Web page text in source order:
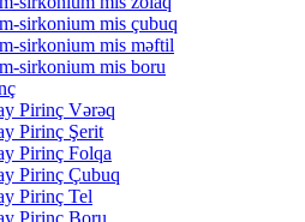
sirkonium mis çubuq
sirkonium mis məftil
sirkonium mis boru
Pirinç Vərəq
Pirinç Şerit
Pirinç Folqa
Pirinç Çubuq
Pirinç Tel
Pirinç Boru